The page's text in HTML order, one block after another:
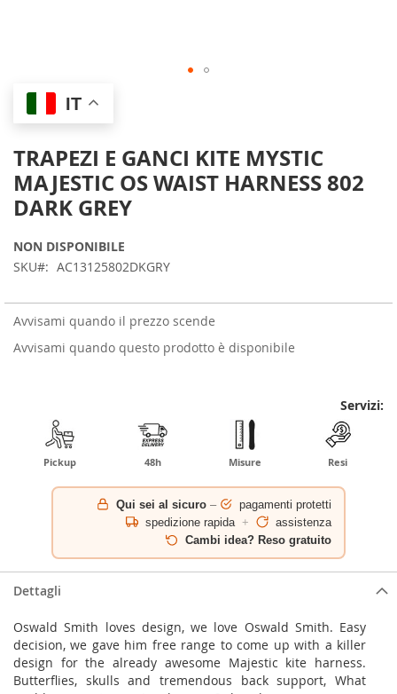
IT
TRAPEZI E GANCI KITE MYSTIC
MAJESTIC OS WAIST HARNESS 802
DARK GREY
NON DISPONIBILE
SKU
AC13125802DKGRY
Avvisami quando il prezzo scende
Avvisami quando questo prodotto è disponibile
Servizi:
Pickup 48h Misure Resi
Qui sei al sicuro –
pagamenti protetti
spedizione rapida +
assistenza
Cambi idea? Reso gratuito
Skip
the
of
the
images
gallery
Dettagli
Oswald Smith loves design, we love Oswald Smith. Easy
decision, we gave him free range to come up with a killer
design for the already awesome Majestic kite harness.
Butterflies, skulls and tremendous back support, What